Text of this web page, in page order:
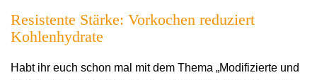
Resistente Stärke: Vorkochen reduziert
Kohlenhydrate
Habt ihr euch schon mal mit dem Thema „Modifizierte und